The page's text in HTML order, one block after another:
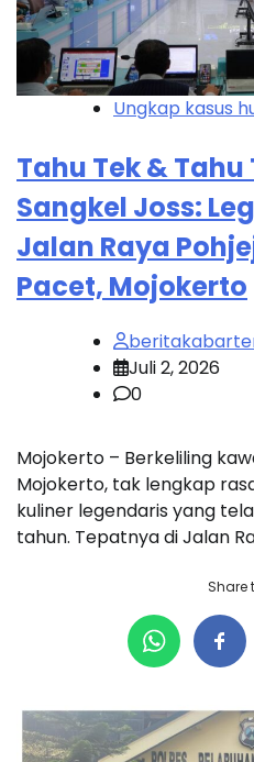
Ungkap kasus
Tahu Tek &
Sangkel Joss:
Jalan Raya
Pacet, Mojokerto
Juli 2, 2026
0
Mojokerto – Berkeliling
Mojokerto, tak lengkap
kuliner legendaris yang
tahun. Tepatnya di Jalan
Share